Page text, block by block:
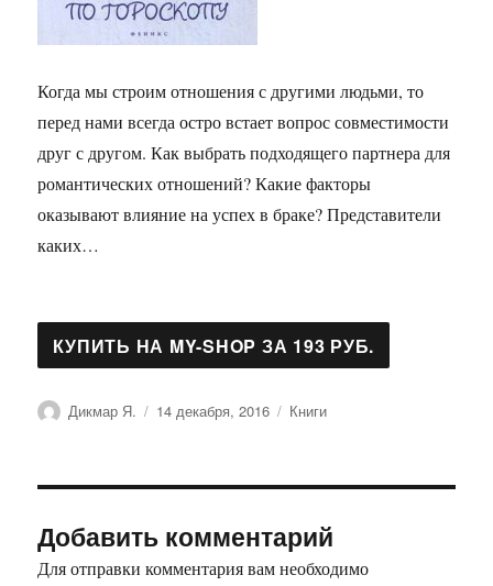
Когда мы строим отношения с другими людьми, то
перед нами всегда остро встает вопрос совместимости
друг с другом. Как выбрать подходящего партнера для
романтических отношений? Какие факторы
оказывают влияние на успех в браке? Представители
каких…
Автор
Дикмар Я. Опубликовано
14 декабря, 2016 Рубрики
Книги
Добавить комментарий
Для отправки комментария вам необходимо